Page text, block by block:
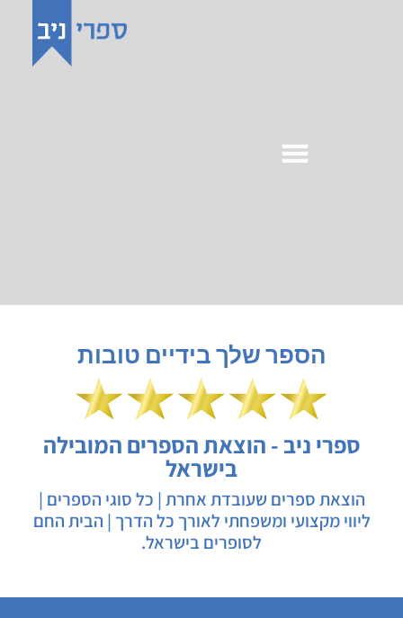
הספר שלך בידיים טובות
ספרי ניב - הוצאת הספרים המובילה
בישראל
הוצאת ספרים שעובדת אחרת | כל סוגי הספרים |
ליווי מקצועי ומשפחתי לאורך כל הדרך | הבית החם
לסופרים בישראל.